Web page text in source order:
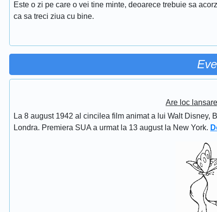
Este o zi pe care o vei tine minte, deoarece trebuie sa
ca sa treci ziua cu bine.
Are loc
La 8 august 1942 al cincilea film animat a lui Walt
Londra. Premiera SUA a urmat la 13 august la New York.